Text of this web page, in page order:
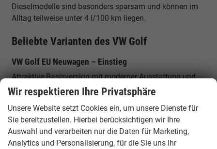
Dieselmodelle sind besonders sparsam und können im
Alltag teilweise unter 4 l/100 km liegen.
Beliebte Varianten des VW Golf
VW Golf EU Neuwagen – Einstieg
Attraktive Basisversion mit moderner Ausstattung und
ideal für Alltag und Pendler.
VW Golf 1.5 TSI / eTSI
Effiziente Benzin- und Mild-Hybrid-Motoren mit optimaler
Balance aus Leistung und Verbrauch.
Wir respektieren Ihre Privatsphäre
Unsere Website setzt Cookies ein, um unsere Dienste für
Sie bereitzustellen. Hierbei berücksichtigen wir Ihre
Auswahl und verarbeiten nur die Daten für Marketing,
Analytics und Personalisierung, für die Sie uns Ihr